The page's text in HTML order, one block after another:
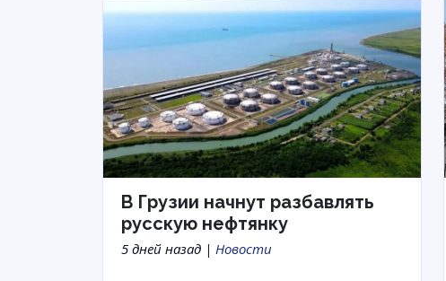
В Грузии начнут разбавлять
русскую нефтянку
5 дней назад | Новости